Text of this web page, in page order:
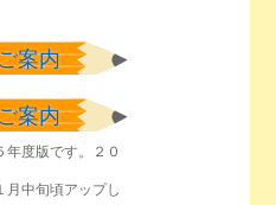
案内
案内
年度版です。２０
月中旬頃アップし